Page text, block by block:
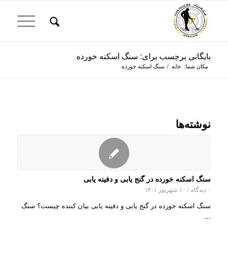
بایگانی برچسب برای: سنگ اسکنه خورده
مکان شما: خانه / سنگ اسکنه خورده
نوشته‌ها
سنگ اسکنه خورده در گنج یابی و دفینه یابی
۰ دیدگاه / ۱۰ شهریور ۱۴۰۱
سنگ اسکنه خورده در گنج یابی و دفینه یابی بیان کننده چیست؟ سنگ
…